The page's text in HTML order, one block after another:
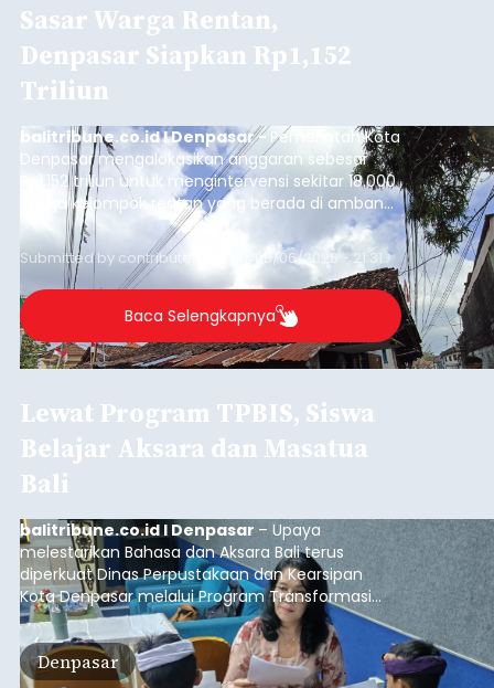
Sasar Warga Rentan,
Denpasar Siapkan Rp1,152
Triliun
balitribune.co.id I Denpasar - Pemerintah Kota
Denpasar mengalokasikan anggaran sebesar
Rp1,152 triliun untuk mengintervensi sekitar 18.000
warga kelompok rentan yang berada di ambang
garis kemiskinan. Langkah strategis ini diambil
guna menjaga masyarakat yang berada pada
kelompok desil 5 dan 6 tersebut agar tidak
merosot ke kategori miskin.
Submitted by contributor Thu, 08/06/2026 - 21:31
Baca Selengkapnya
Lewat Program TPBIS, Siswa
Belajar Aksara dan Masatua
Bali
balitribune.co.id I Denpasar – Upaya
melestarikan Bahasa dan Aksara Bali terus
diperkuat Dinas Perpustakaan dan Kearsipan
Kota Denpasar melalui Program Transformasi
Perpustakaan Berbasis Inklusi Sosial (TPBIS).
Tahun ini, sebanyak 63 siswa kelas IV dan V SD
Negeri 17 Dangin Puri mendapat pelatihan
Denpasar